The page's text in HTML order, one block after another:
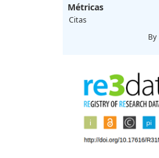
Métricas
Citas
By